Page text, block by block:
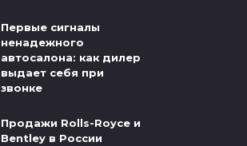
Первые сигналы
ненадежного
автосалона: как дилер
выдает себя при
звонке
Продажи Rolls-Royce и
Bentley в России